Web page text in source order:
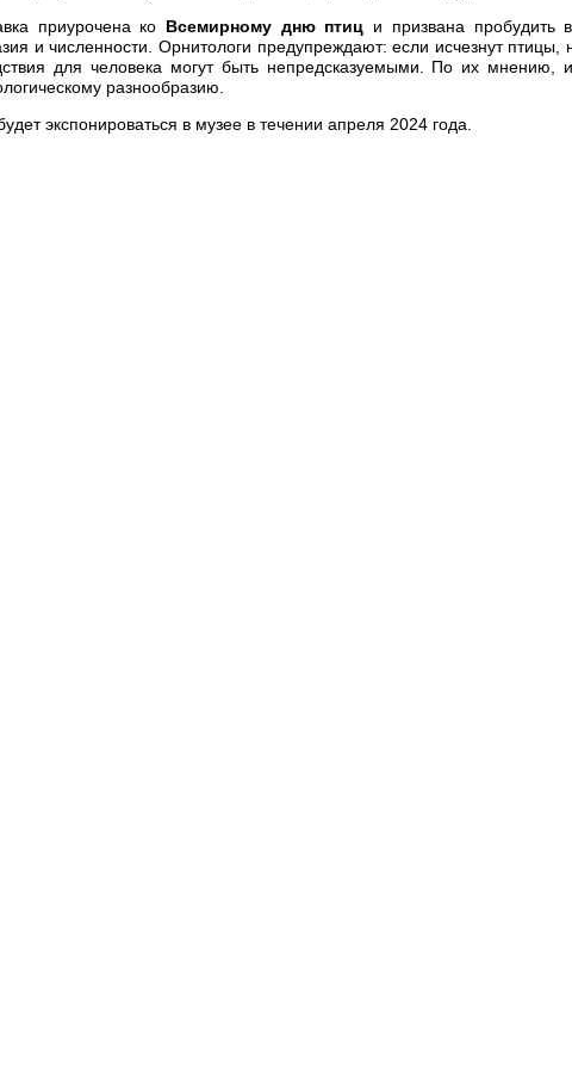
приурочена ко Всемирному дню птиц и призвана пробудить
и численности. Орнитологи предупреждают: если исчезнут птицы,
для человека могут быть непредсказуемыми. По их мнению,
разнообразию.
экспонироваться в музее в течении апреля 2024 года.